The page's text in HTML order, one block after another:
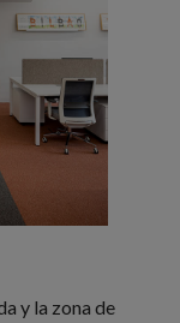
y la zona de